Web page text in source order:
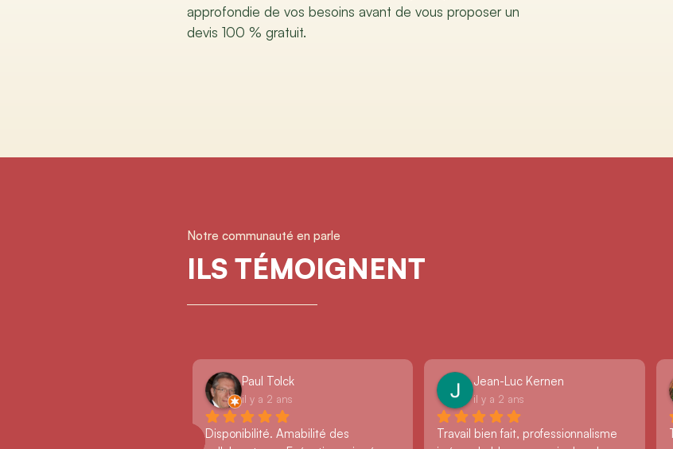
approfondie de vos besoins avant de vous proposer un
devis 100 % gratuit.
Notre communauté en parle
ILS TÉMOIGNENT
Paul Tolck
il y a 2 ans
Disponibilité. Amabilité des
Jean-Luc Kernen
il y a 2 ans
Travail bien fait, professionnalisme